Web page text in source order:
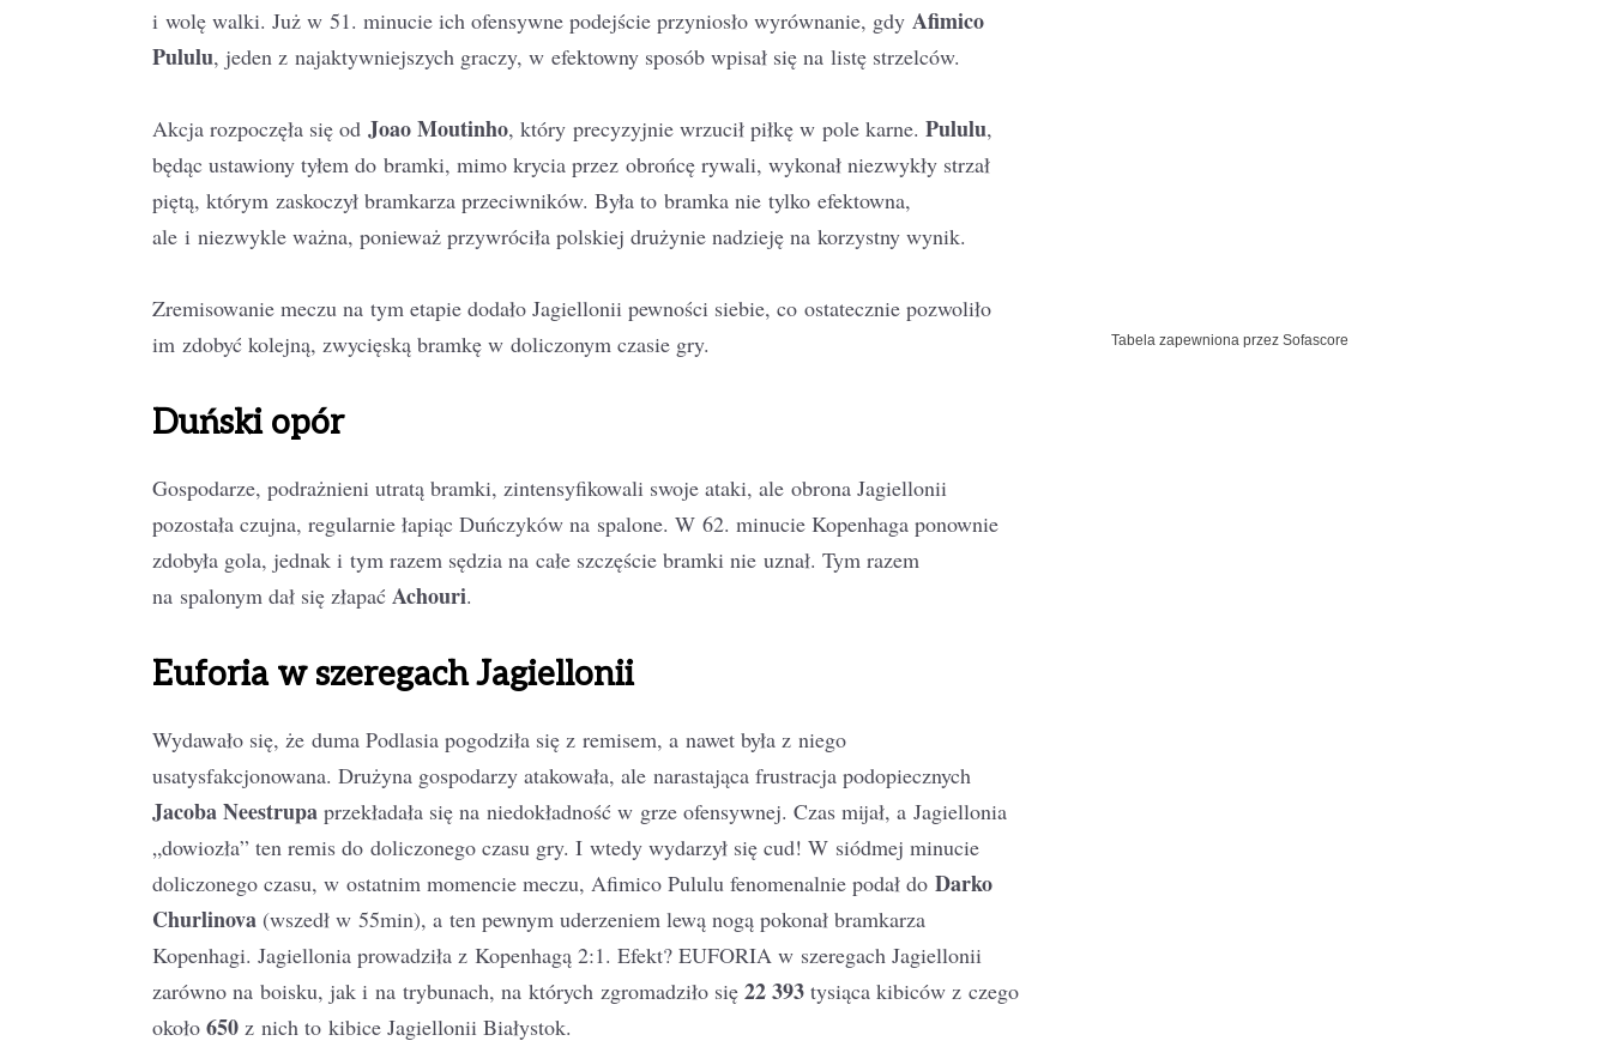
i wolę walki. Już w 51. minucie ich ofensywne podejście przyniosło wyrównanie, gdy Afimico
Pululu, jeden z najaktywniejszych graczy, w efektowny sposób wpisał się na listę strzelców.
Akcja rozpoczęła się od Joao Moutinho, który precyzyjnie wrzucił piłkę w pole karne. Pululu,
będąc ustawiony tyłem do bramki, mimo krycia przez obrońcę rywali, wykonał niezwykły strzał
piętą, którym zaskoczył bramkarza przeciwników. Była to bramka nie tylko efektowna,
ale i niezwykle ważna, ponieważ przywróciła polskiej drużynie nadzieję na korzystny wynik.
Zremisowanie meczu na tym etapie dodało Jagiellonii pewności siebie, co ostatecznie pozwoliło
im zdobyć kolejną, zwycięską bramkę w doliczonym czasie gry.
Duński opór
Gospodarze, podrażnieni utratą bramki, zintensyfikowali swoje ataki, ale obrona Jagiellonii
pozostała czujna, regularnie łapiąc Duńczyków na spalone. W 62. minucie Kopenhaga ponownie
zdobyła gola, jednak i tym razem sędzia na całe szczęście bramki nie uznał. Tym razem
na spalonym dał się złapać Achouri.
Euforia w szeregach Jagiellonii
Wydawało się, że duma Podlasia pogodziła się z remisem, a nawet była z niego
usatysfakcjonowana. Drużyna gospodarzy atakowała, ale narastająca frustracja podopiecznych
Jacoba Neestrupa przekładała się na niedokładność w grze ofensywnej. Czas mijał, a Jagiellonia
„dowiozła” ten remis do doliczonego czasu gry. I wtedy wydarzył się cud! W siódmej minucie
doliczonego czasu, w ostatnim momencie meczu, Afimico Pululu fenomenalnie podał do Darko
Churlinova (wszedł w 55min), a ten pewnym uderzeniem lewą nogą pokonał bramkarza
Kopenhagi. Jagiellonia prowadziła z Kopenhagą 2:1. Efekt? EUFORIA w szeregach Jagiellonii
zarówno na boisku, jak i na trybunach, na których zgromadziło się 22 393 tysiąca kibiców z czego
około 650 z nich to kibice Jagiellonii Białystok.
Tabela zapewniona przez Sofascore